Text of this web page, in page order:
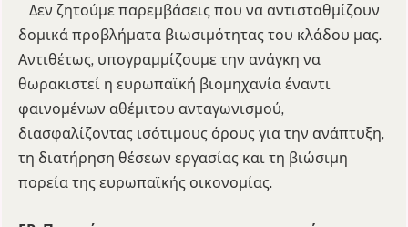
Δεν ζητούμε παρεμβάσεις που να αντισταθμίζουν
δομικά προβλήματα βιωσιμότητας του κλάδου μας.
Αντιθέτως, υπογραμμίζουμε την ανάγκη να
θωρακιστεί η ευρωπαϊκή βιομηχανία έναντι
φαινομένων αθέμιτου ανταγωνισμού,
διασφαλίζοντας ισότιμους όρους για την ανάπτυξη,
τη διατήρηση θέσεων εργασίας και τη βιώσιμη
πορεία της ευρωπαϊκής οικονομίας.